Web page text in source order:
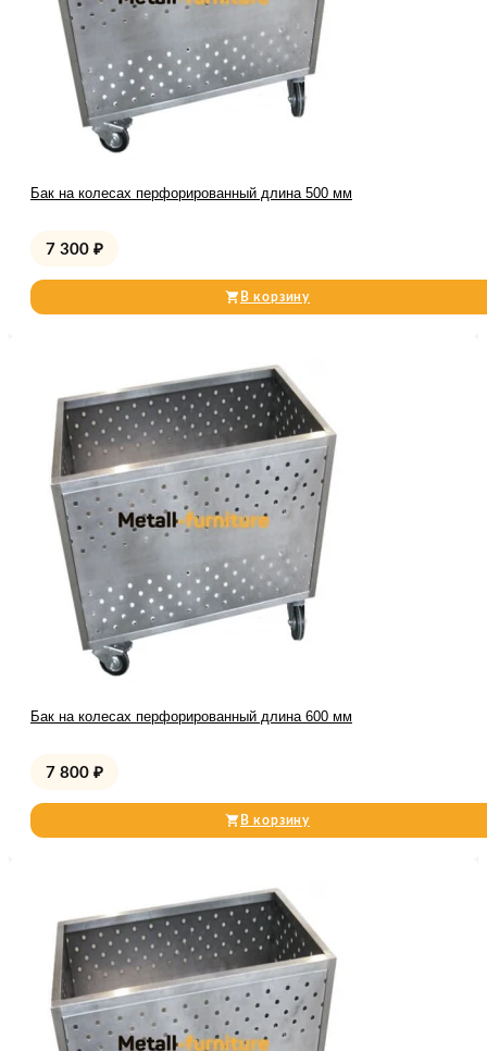
Бак на колесах перфорированный длина 500 мм
7 300 ₽
В корзину
Бак на колесах перфорированный длина 600 мм
7 800 ₽
В корзину